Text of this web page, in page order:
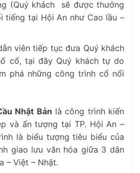
(Quý khách sẽ được thưởng
tiếng tại Hội An như Cao lầu –
viên tiếp tục đưa Quý khách
cổ, tại đây Quý khách tự do
phá những công trình cổ nổi
Nhật Bản là công trình kiến
và ấn tượng tại TP. Hội An –
là biểu tượng tiêu biểu của
giao lưu văn hóa giữa 3 dân
– Việt – Nhật.